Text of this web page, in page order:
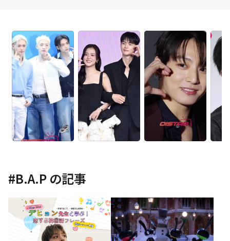
#B.A.P の記事